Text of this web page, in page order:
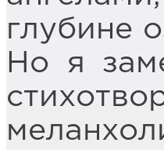
глубине
Но я